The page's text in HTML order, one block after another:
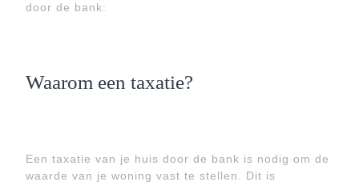
door de bank:
Waarom een taxatie?
Een taxatie van je huis door de bank is nodig om de
waarde van je woning vast te stellen. Dit is